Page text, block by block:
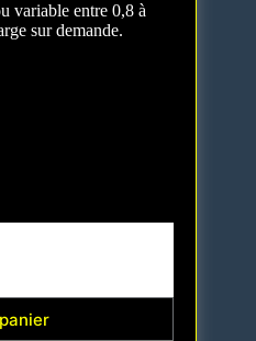
variable entre 0,8 à
sur demande.